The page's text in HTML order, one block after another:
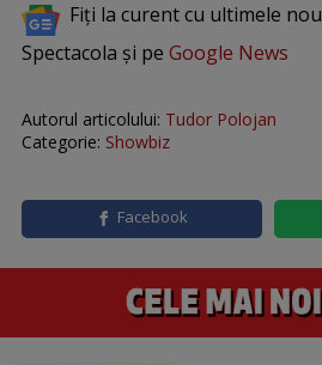
Fiți la curent cu ultimele
Spectacola și pe Google News
Autorul articolului: Tudor Polojan
Categorie: Showbiz
Facebook